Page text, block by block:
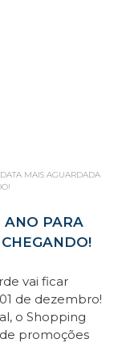
MAIS AGUARDADA
PARA
vai ficar
de dezembro!
o Shopping
promoções